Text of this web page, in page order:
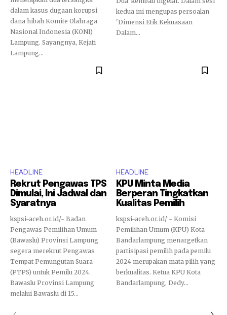
dalam kasus dugaan korupsi
dana hibah Komite Olahraga
Nasional Indonesia (KONI)
Lampung. Sayangnya, Kejati
Lampung...
kedua ini mengupas persoalan
'Dimensi Etik Kekuasaan
Dalam...
HEADLINE
Rekrut Pengawas TPS
Dimulai, Ini Jadwal dan
Syaratnya
kspsi-aceh.or.id/- Badan
Pengawas Pemilihan Umum
(Bawaslu) Provinsi Lampung
segera merekrut Pengawas
Tempat Pemungutan Suara
(PTPS) untuk Pemilu 2024.
Bawaslu Provinsi Lampung
melalui Bawaslu di 15...
HEADLINE
KPU Minta Media
Berperan Tingkatkan
Kualitas Pemilih
kspsi-aceh.or.id/ - Komisi
Pemilihan Umum (KPU) Kota
Bandarlampung menargetkan
partisipasi pemilih pada pemilu
2024 merupakan mata pilih yang
berkualitas. Ketua KPU Kota
Bandarlampung, Dedy...